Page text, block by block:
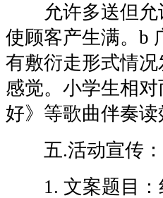
允许多送但允
使顾客产生满。b
有敷衍走形式情
感觉。小学生相
好》等歌曲伴奏读
五.活动宣传：
1. 文案题目：